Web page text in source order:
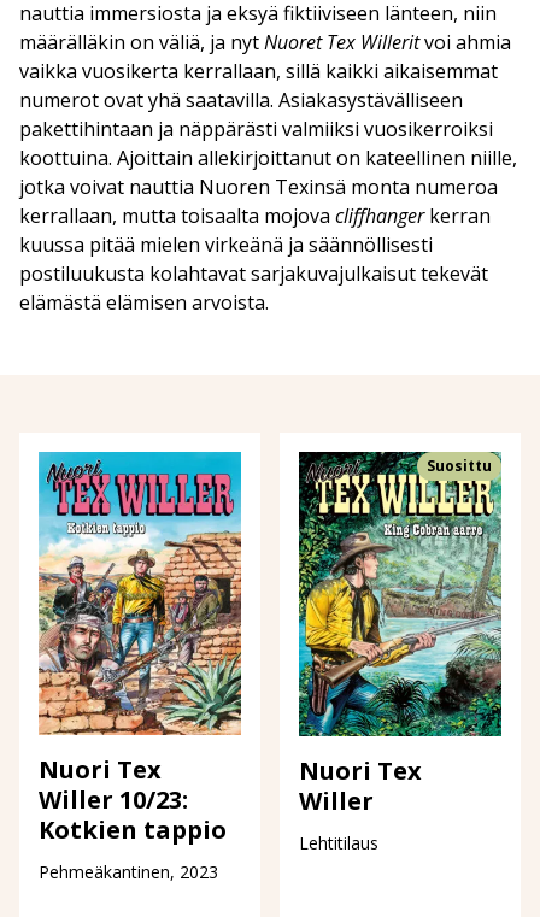
nauttia immersiosta ja eksyä fiktiiviseen länteen, niin
määrälläkin on väliä, ja nytNuoret Tex Willeritvoi ahmia
vaikka vuosikerta kerrallaan, sillä kaikki aikaisemmat
numerot ovat yhä saatavilla. Asiakasystävälliseen
pakettihintaan ja näppärästi valmiiksi vuosikerroiksi
koottuina. Ajoittain allekirjoittanut on kateellinen niille,
jotka voivat nauttia Nuoren Texinsä monta numeroa
kerrallaan, mutta toisaalta mojova cliffhangerkerran
kuussa pitää mielen virkeänä ja säännöllisesti
postiluukusta kolahtavat sarjakuvajulkaisut tekevät
elämästä elämisen arvoista.
Nuori Tex
Willer 10/23:
Kotkien tappio
Pehmeäkantinen, 2023
Nuori Tex
Willer
Suosittu
Lehtitilaus